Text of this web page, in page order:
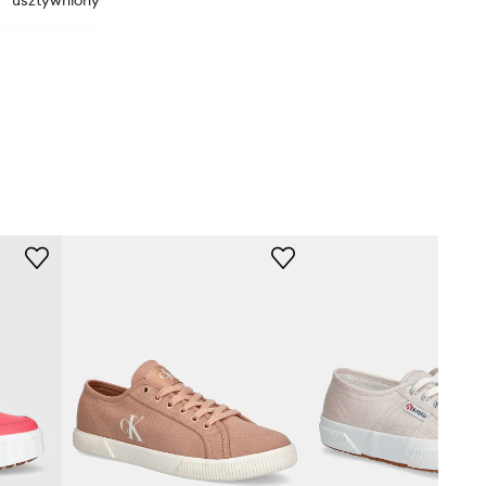
Pepe Jeans